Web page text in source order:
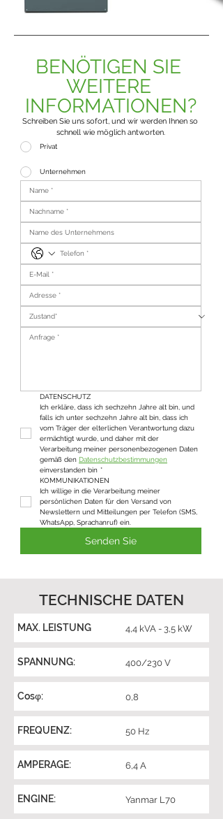
BENÖTIGEN SIE
WEITERE
INFORMATIONEN?
Schreiben Sie uns sofort, und wir werden Ihnen so
schnell wie möglich antworten.
Privat
Unternehmen
DATENSCHUTZ
Ich erkläre, dass ich sechzehn Jahre alt bin, und
falls ich unter sechzehn Jahre alt bin, dass ich
vom Träger der elterlichen Verantwortung dazu
ermächtigt wurde, und daher mit der
Verarbeitung meiner personenbezogenen Daten
gemäß den Datenschutzbestimmungen
einverstanden bin *
KOMMUNIKATIONEN
Ich willige in die Verarbeitung meiner
persönlichen Daten für den Versand von
Newslettern und Mitteilungen per Telefon (SMS,
WhatsApp, Sprachanruf) ein.
Senden Sie
TECHNISCHE DATEN
MAX. LEISTUNG 4,4 kVA - 3,5 kW
SPANNUNG: 400/230 V
Cosφ: 0,8
FREQUENZ: 50 Hz
AMPERAGE: 6,4 A
ENGINE: Yanmar L70